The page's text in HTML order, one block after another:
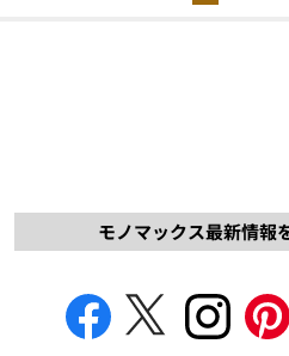
モノマックス最新情報